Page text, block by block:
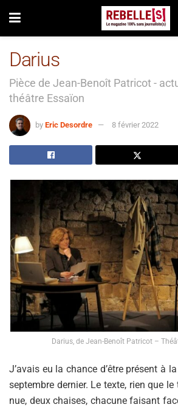
Darius
Pièce de Jean-Benoît Patricot -
théâtre Essaïon
by Eric Desordre 8 février 2022
Darius, de Jean-Benoît Patricot –
J’avais eu la chance d’être présent à
septembre dernier. Le texte, rien que
nue, deux chaises, chacune faisant